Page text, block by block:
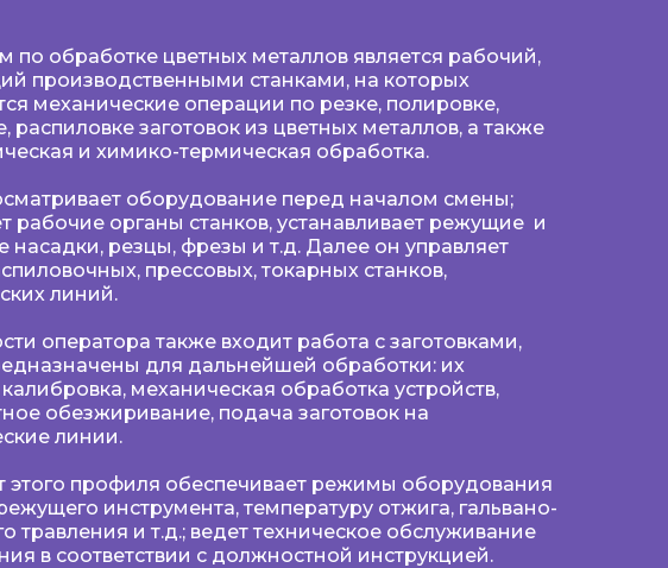
по обработке цветных металлов является рабочий,
производственными станками, на которых
механические операции по резке, полировке,
распиловке заготовок из цветных металлов, а также
и химико-термическая обработка.
оборудование перед началом смены;
рабочие органы станков, устанавливает режущие и
насадки, резцы, фрезы и т.д. Далее он управляет
прессовых, токарных станков,
линий.
оператора также входит работа с заготовками,
для дальнейшей обработки: их
механическая обработка устройств,
обезжиривание, подача заготовок на
линии.
этого профиля обеспечивает режимы оборудования
инструмента, температуру отжига, гальвано-
травления и т.д.; ведет техническое обслуживание
в соответствии с должностной инструкцией.